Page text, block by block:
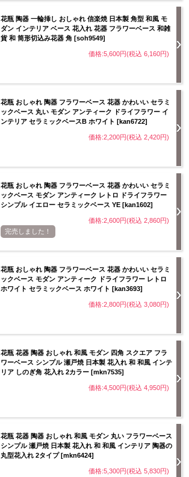
花瓶 陶器 一輪挿し おしゃれ 信楽焼 日本製 角型 和風 モ
ダン インテリア ベース 花入れ 花器 フラワーベース 和雑
貨 和 筒形切込み花器 角 [soh9549]
価格:5,600円(税込 6,160円)
花瓶 おしゃれ 陶器 フラワーベース 花器 かわいい セラミ
ックベース 丸い モダン アンティーク ドライフラワー イ
ンテリア セラミックベースB ホワイト [kan6722]
価格:2,200円(税込 2,420円)
花瓶 おしゃれ 陶器 フラワーベース 花器 かわいい セラミ
ックベース モダン アンティーク レトロ ドライフラワー
シンプル イエロー セラミックベース YE [kan1602]
価格:2,600円(税込 2,860円)
完売しました！
花瓶 おしゃれ 陶器 フラワーベース 花器 かわいい セラミ
ックベース モダン アンティーク ドライフラワー レトロ
ホワイト セラミックベース ホワイト [kan3693]
価格:2,800円(税込 3,080円)
花瓶 花器 陶器 おしゃれ 和風 モダン 四角 スクエア フラ
ワーベース シンプル 瀬戸焼 日本製 花入れ 和 和風 インテ
リア しのぎ角 花入れ 2カラー [mkn7535]
価格:4,500円(税込 4,950円)
花瓶 花器 陶器 おしゃれ 和風 モダン 丸い フラワーベース
シンプル 瀬戸焼 日本製 花入れ 和 和風 インテリア 陶器の
丸型花入れ 2タイプ [mkn6424]
価格:5,300円(税込 5,830円)